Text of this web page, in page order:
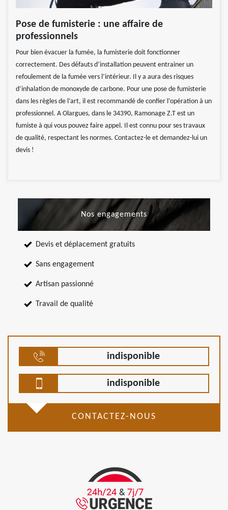
Pose de fumisterie : une affaire de
professionnels
Pour bien évacuer la fumée, la fumisterie doit fonctionner
correctement. Des défauts d’installation peuvent entrainer un
refoulement de la fumée vers l’intérieur. Il y a aura des risques
d’inhalation de monoxyde de carbone. Pour une pose de fumisterie
dans les règles de l’art, il est recommandé de confier l’opération à un
professionnel. A Olargues, dans le 34390, Ramonage Z.T est un
fumiste à qui vous pouvez faire appel. Il est connu pour ses travaux
de qualité, respectant les normes. Contactez-le et demandez-lui un
devis !
Nos engagements
Devis et déplacement gratuits
Sans engagement
Artisan passionné
Travail de qualité
indisponible
indisponible
CONTACTEZ-NOUS